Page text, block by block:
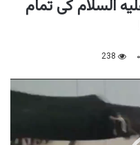
السلام کی تمام
۰ 238